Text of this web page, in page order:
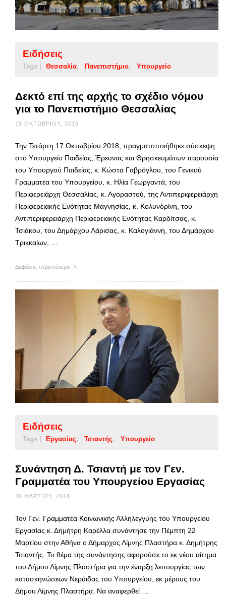
Ειδήσεις
Tags | Θεσσαλία Πανεπιστήμιο Υπουργείο
Δεκτό επί της αρχής το σχέδιο νόμου
για το Πανεπιστήμιο Θεσσαλίας
18 ΟΚΤΩΒΡΊΟΥ, 2018
Την Τετάρτη 17 Οκτωβρίου 2018, πραγματοποιήθηκε σύσκεψη
στο Υπουργείο Παιδείας, Έρευνας και Θρησκευμάτων παρουσία
του Υπουργού Παιδείας, κ. Κώστα Γαβρόγλου, του Γενικού
Γραμματέα του Υπουργείου, κ. Ηλία Γεωργαντά, του
Περιφερειάρχη Θεσσαλίας, κ. Αγοραστού, της Αντιπεριφερειάρχη
Περιφερειακής Ενότητας Μαγνησίας, κ. Κολυνδρίνη, του
Αντιπεριφερειάρχη Περιφερειακής Ενότητας Καρδίτσας, κ.
Τσιάκου, του Δημάρχου Λάρισας, κ. Καλογιάννη, του Δημάρχου
Τρικκαίων, …
Διαβάστε περισσότερα
Ειδήσεις
Tags | Εργασίας Τσιαντής Υπουργείο
Συνάντηση Δ. Τσιαντή με τον Γεν.
Γραμματέα του Υπουργείου Εργασίας
26 ΜΑΡΤΊΟΥ, 2018
Τον Γεν. Γραμματέα Κοινωνικής Αλληλεγγύης του Υπουργείου
Εργασίας κ. Δημήτρη Καρέλλα συνάντησε την Πέμπτη 22
Μαρτίου στην Αθήνα ο Δήμαρχος Λίμνης Πλαστήρα κ. Δημήτρης
Τσιαντής. Το θέμα της συνάντησης αφορούσε το εκ νέου αίτημα
του Δήμου Λίμνης Πλαστήρα για την έναρξη λειτουργίας των
κατασκηνώσεων Νεράιδας του Υπουργείου, εκ μέρους του
Δήμου Λίμνης Πλαστήρα. Να αναφερθεί …